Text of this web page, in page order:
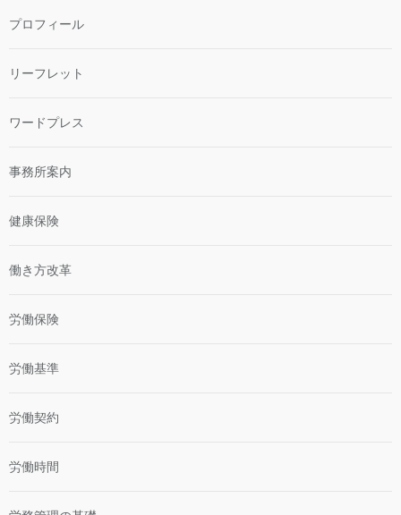
プロフィール
リーフレット
ワードプレス
事務所案内
健康保険
働き方改革
労働保険
労働基準
労働契約
労働時間